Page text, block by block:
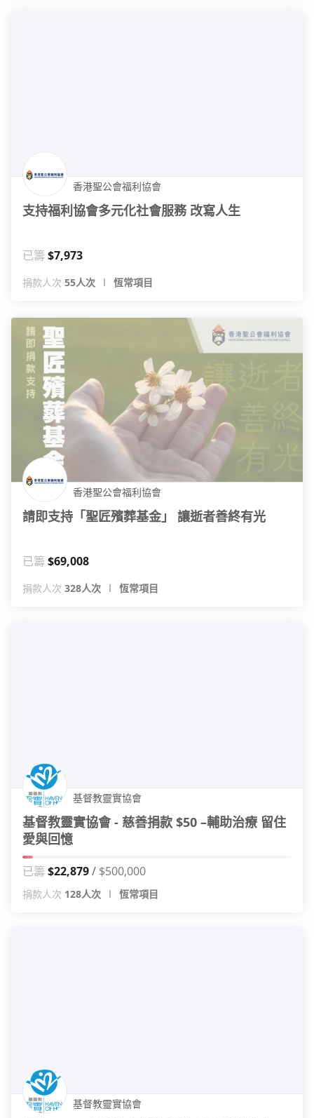
香港聖公會福利協會
支持福利協會多元化社會服務 改寫人生
已籌 $7,973
捐款人次 55人次 恆常項目
香港聖公會福利協會
請即支持「聖匠殯葬基金」 讓逝者善終有光
已籌 $69,008
捐款人次 328人次 恆常項目
基督教靈實協會
基督教靈實協會 - 慈善捐款 $50 –輔助治療 留住
愛與回憶
已籌 $22,879 $500,000
捐款人次 128人次 恆常項目
基督教靈實協會